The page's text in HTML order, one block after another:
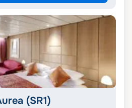
(SR1)